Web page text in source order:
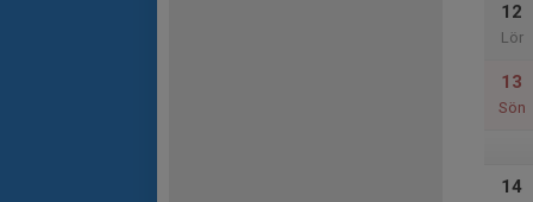
12
Lör
13
Sön
14